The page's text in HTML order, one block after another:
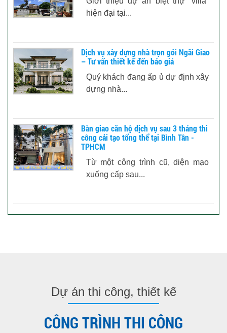
hiện đại tại...
Dịch vụ xây dựng nhà trọn gói Ngãi Giao
– Tư vấn thiết kế đến báo giá
Quý khách đang ấp ủ dự định xây
dựng nhà...
Bàn giao căn hộ dịch vụ sau 3 tháng thi
công cải tạo tổng thể tại Bình Tân -
TPHCM
Từ một công trình cũ, diện mạo
xuống cấp sau...
Dự án thi công, thiết kế
CÔNG TRÌNH THI CÔNG